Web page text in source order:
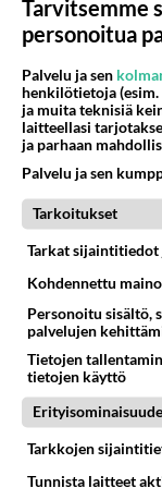
Äänestä
LUETUIMMAT
PÄIVÄ VIIKKO
Anteeksi
06.08.2026 16:54
Kuka melkein
Tarvitsemme
personoitua
Palvelu ja sen
henkilötietoja
ja muita teknisiä
laitteellasi
ja parhaan
Palvelu ja sen
Tarkoitukset
Tarkat sijaintitiedot
Kohdennettu
Personoitu sisältö,
palvelujen
Tietojen
tietojen käyttö
Tarkkojen
Tunnista laitteet